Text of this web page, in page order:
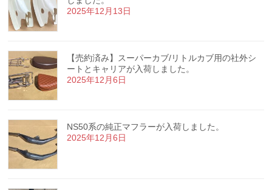
2025年12月13日
【売約済み】スーパーカブ/リトルカブ用の社外シ
ートとキャリアが入荷しました。
2025年12月6日
NS50系の純正マフラーが入荷しました。
2025年12月6日